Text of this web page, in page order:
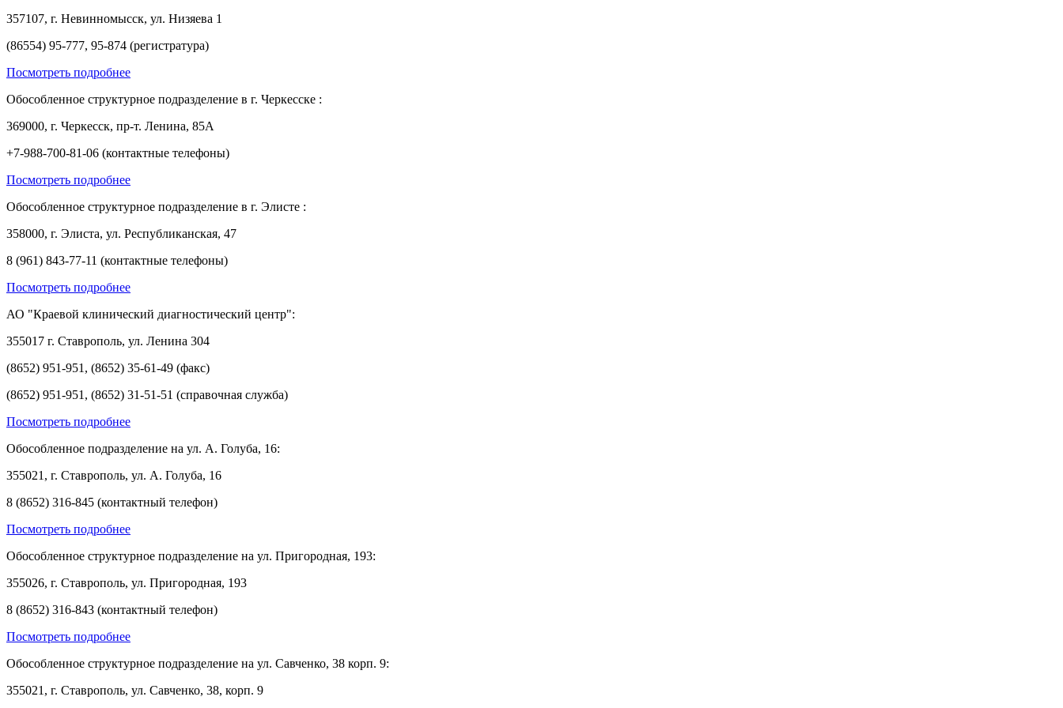
357107, г. Невинномысск, ул. Низяева 1
(86554) 95-777, 95-874 (регистратура)
Посмотреть подробнее
Обособленное структурное подразделение в г. Черкесске :
369000, г. Черкесск, пр-т. Ленина, 85А
+7-988-700-81-06 (контактные телефоны)
Посмотреть подробнее
Обособленное структурное подразделение в г. Элисте :
358000, г. Элиста, ул. Республиканская, 47
8 (961) 843-77-11 (контактные телефоны)
Посмотреть подробнее
АО "Краевой клинический диагностический центр":
355017 г. Ставрополь, ул. Ленина 304
(8652) 951-951, (8652) 35-61-49 (факс)
(8652) 951-951, (8652) 31-51-51 (справочная служба)
Посмотреть подробнее
Обособленное подразделение на ул. А. Голуба, 16:
355021, г. Ставрополь, ул. А. Голуба, 16
8 (8652) 316-845 (контактный телефон)
Посмотреть подробнее
Обособленное структурное подразделение на ул. Пригородная, 193:
355026, г. Ставрополь, ул. Пригородная, 193
8 (8652) 316-843 (контактный телефон)
Посмотреть подробнее
Обособленное структурное подразделение на ул. Савченко, 38 корп. 9:
355021, г. Ставрополь, ул. Савченко, 38, корп. 9